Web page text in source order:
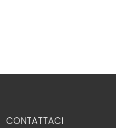
CONTATTACI